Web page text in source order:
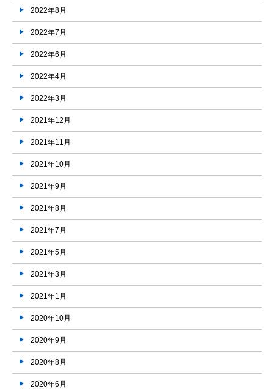
2022年8月
2022年7月
2022年6月
2022年4月
2022年3月
2021年12月
2021年11月
2021年10月
2021年9月
2021年8月
2021年7月
2021年5月
2021年3月
2021年1月
2020年10月
2020年9月
2020年8月
2020年6月